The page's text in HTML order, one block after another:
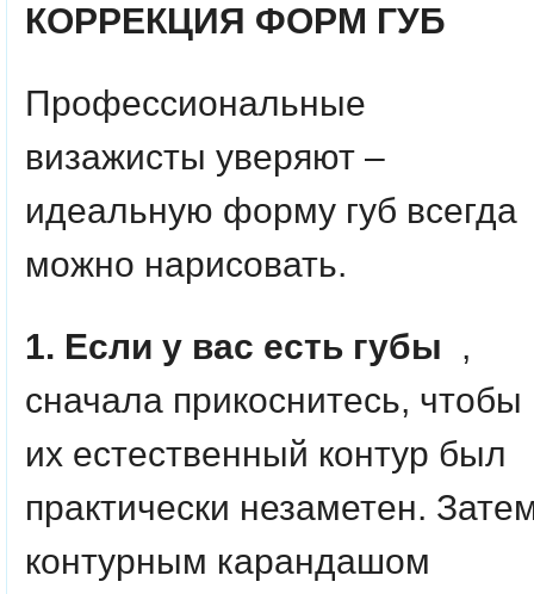
КОРРЕКЦИЯ ФОРМ ГУБ
Профессиональные
визажисты уверяют –
идеальную форму губ всегда
можно нарисовать.
1. Если у вас есть губы
,
сначала прикоснитесь, чтобы
их естественный контур был
практически незаметен.
контурным карандашом